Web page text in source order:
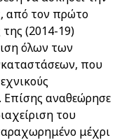
από τον πρώτο
(2014-19)
όλων των
που
Επίσης αναθεώρησε
του
μέχρι